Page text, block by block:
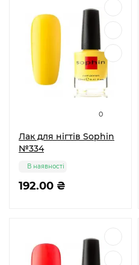
0
Лак для нігтів Sophin
№334
192.00 ₴
В наявності